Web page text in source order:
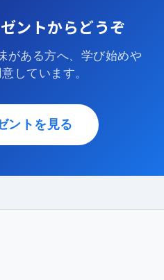
ントからどうぞ
がある方へ、学び始めや
しています。
ントを見る